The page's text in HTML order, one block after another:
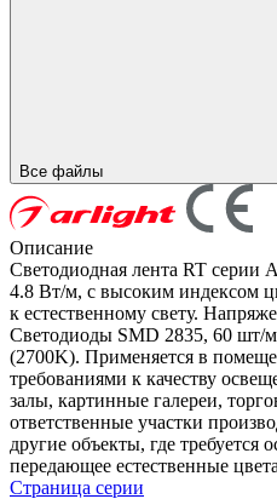
Все файлы
Описание
Светодиодная лента RT
4.8 Вт/м, с высоким индексом
к естественному свету.
Светодиоды SMD 2835, 60 шт/
(2700K). Применяется в
требованиями к качеству
залы, картинные галереи,
ответственные участки
другие объекты, где
передающее естественные
Страница серии